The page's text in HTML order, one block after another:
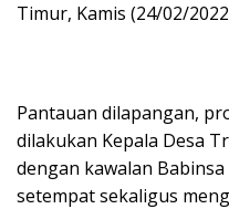
Timur, Kamis (24/02/
Pantauan dilapangan,
dilakukan Kepala Desa
dengan kawalan
setempat sekaligus